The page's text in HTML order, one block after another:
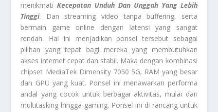
menikmatiKecepatan Unduh Dan Unggah Yang Lebih
Tinggi. Dan streaming video tanpa buffering, serta
bermain game online dengan latensi yang sangat
rendah. Hal ini menjadikan ponsel tersebut sebagai
pilihan yang tepat bagi mereka yang membutuhkan
akses internet cepat dan stabil. Maka dengan kombinasi
chipset MediaTek Dimensity 7050 5G, RAM yang besar
dan GPU yang kuat. Ponsel ini menawarkan performa
andal yang cocok untuk berbagai aktivitas, mulai dari
multitasking hingga gaming. Ponsel ini di rancang untuk